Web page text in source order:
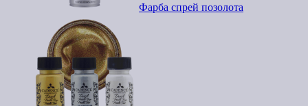
Фарба спрей позолота